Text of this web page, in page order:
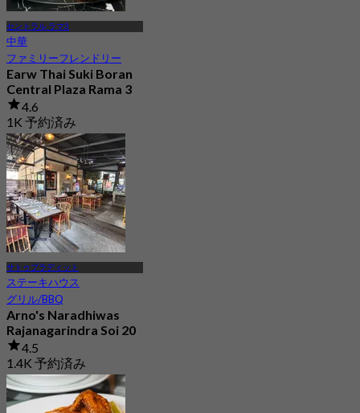
セントラル ラマ3
中華
ファミリーフレンドリー
Earw Thai Suki Boran
Central Plaza Rama 3
4.6
1K 予約済み
から฿ 399.66
サトゥプラディット
ステーキハウス
グリル/BBQ
Arno's Naradhiwas
Rajanagarindra Soi 20
4.5
1.4K 予約済み
から฿ 269